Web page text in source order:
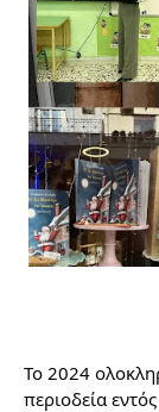
Το 2024
περιοδεία